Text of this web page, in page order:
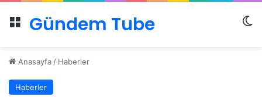
MenüGündem Tube
Anasayfa / Haberler
Haberler